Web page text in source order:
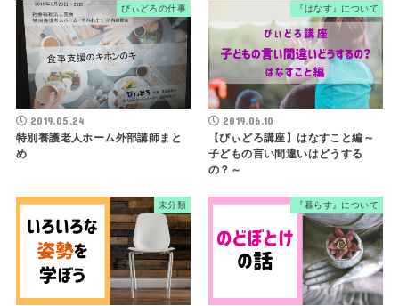
びぃどろの仕事
2019.05.24
特別養護老人ホーム外部講師まと
め
『はなす』について
2019.06.10
【びぃどろ講座】はなすこと編～
子どもの言い間違いはどうする
の？～
未分類 『暮らす』について